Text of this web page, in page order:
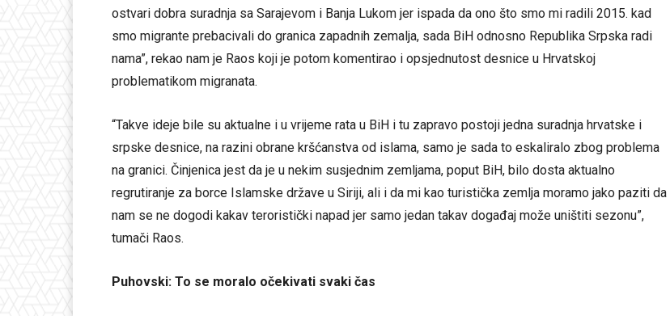
ostvari dobra suradnja sa Sarajevom i Banja Lukom jer ispada da ono što smo mi radili 2015. kad
smo migrante prebacivali do granica zapadnih zemalja, sada BiH odnosno Republika Srpska radi
nama”, rekao nam je Raos koji je potom komentirao i opsjednutost desnice u Hrvatskoj
problematikom migranata.
“Takve ideje bile su aktualne i u vrijeme rata u BiH i tu zapravo postoji jedna suradnja hrvatske i
srpske desnice, na razini obrane kršćanstva od islama, samo je sada to eskaliralo zbog problema
na granici. Činjenica jest da je u nekim susjednim zemljama, poput BiH, bilo dosta aktualno
regrutiranje za borce Islamske države u Siriji, ali i da mi kao turistička zemlja moramo jako paziti da
nam se ne dogodi kakav teroristički napad jer samo jedan takav događaj može uništiti sezonu”,
tumači Raos.
Puhovski: To se moralo očekivati svaki čas